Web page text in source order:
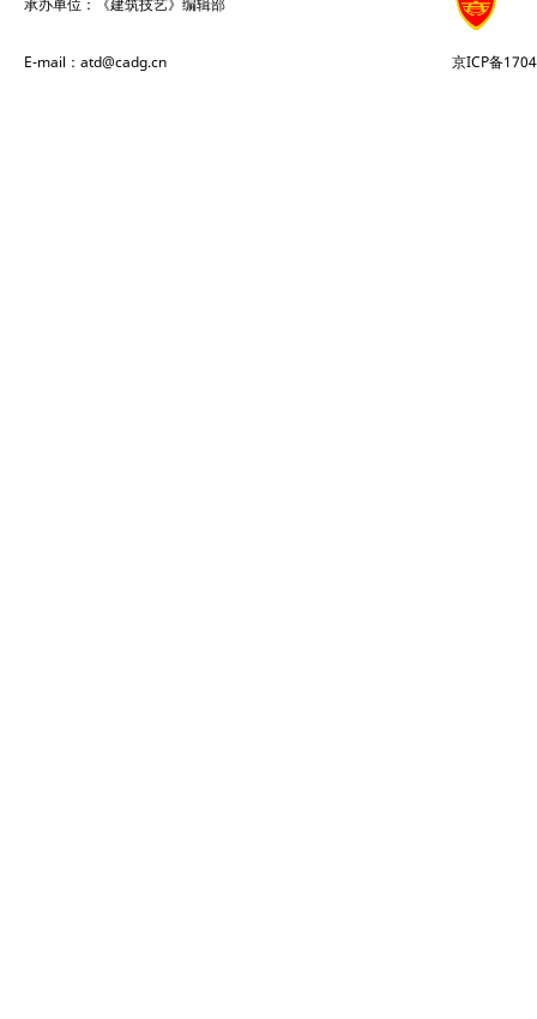
承办单位：《建筑技艺》编辑部
E-mail：atd@cadg.cn 京ICP备